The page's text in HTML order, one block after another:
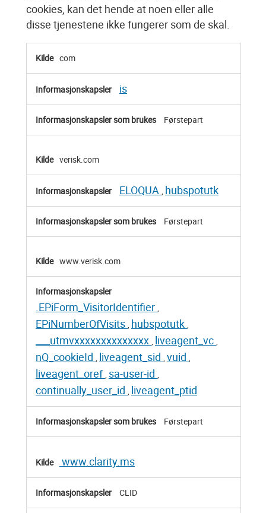
cookies, kan det hende at noen eller alle
disse tjenestene ikke fungerer som de skal.
for
funksjonalitet
com
is
Førstepart
verisk.com
ELOQUA , hubspotutk
Førstepart
www.verisk.com
.EPiForm_VisitorIdentifier ,
EPiNumberOfVisits , hubspotutk ,
___utmvxxxxxxxxxxxxxx , liveagent_vc ,
nQ_cookieId , liveagent_sid , vuid ,
liveagent_oref, sa-user-id ,
continually_user_id , liveagent_ptid
Førstepart
www.clarity.ms
CLID